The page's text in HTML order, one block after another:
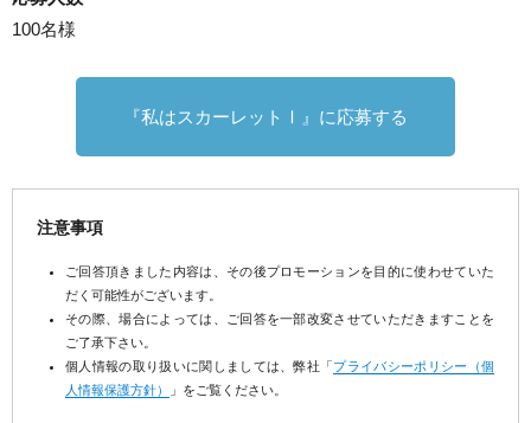
100名様
『私はスカーレットⅠ』に応募する
注意事項
ご回答頂きました内容は、その後プロモーションを目的に使わせていた
だく可能性がございます。
その際、場合によっては、ご回答を一部改変させていただきますことを
ご了承下さい。
個人情報の取り扱いに関しましては、弊社「プライバシーポリシー（個
人情報保護方針）
」をご覧ください。